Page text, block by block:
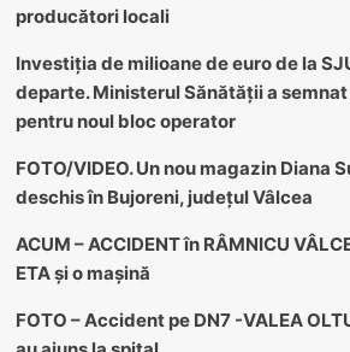
producători locali
Investiția de milioane de euro de la
departe. Ministerul Sănătății a
pentru noul bloc operator
FOTO/VIDEO. Un nou magazin Diana
deschis în Bujoreni, județul Vâlcea
ACUM – ACCIDENT în RÂMNICU
ETA și o mașină
FOTO – Accident pe DN7 -VALEA